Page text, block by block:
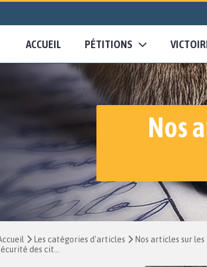
ACCUEIL PÉTITIONS
Nos
Les catégories d'articles Nos articles sur
des cit...